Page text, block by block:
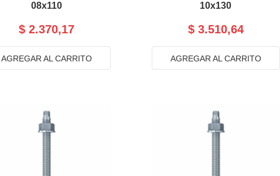
08x110
$ 2.370,17
AGREGAR AL CARRITO
10x130
$ 3.510,64
AGREGAR AL CARRITO